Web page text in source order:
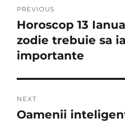
în
articole
PREVIOUS
Previous
post:
Horoscop 13
zodie trebuie sa
importante
NEXT
Next
Oamenii